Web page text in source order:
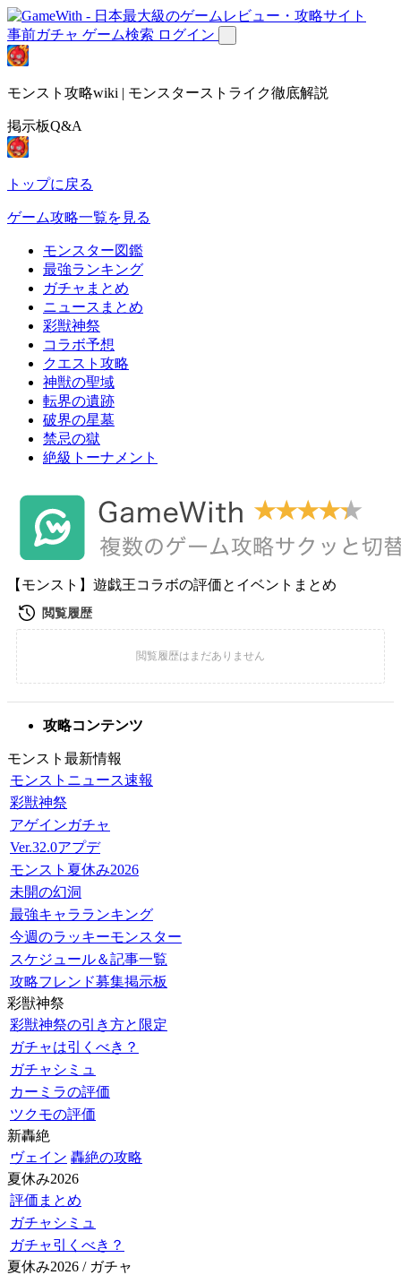
事前ガチャ ゲーム検索 ログイン
モンスト攻略wiki | モンスターストライク徹底解説
掲示板Q&A
トップに戻る
ゲーム攻略一覧を見る
モンスター図鑑
最強ランキング
ガチャまとめ
ニュースまとめ
彩獣神祭
コラボ予想
クエスト攻略
神獣の聖域
転界の遺跡
破界の星墓
禁忌の獄
絶級トーナメント
【モンスト】遊戯王コラボの評価とイベントまとめ
攻略コンテンツ
モンスト最新情報
モンストニュース速報
彩獣神祭
アゲインガチャ
Ver.32.0アプデ
モンスト夏休み2026
未開の幻洞
最強キャラランキング
今週のラッキーモンスター
スケジュール＆記事一覧
攻略フレンド募集掲示板
彩獣神祭
彩獣神祭の引き方と限定
ガチャは引くべき？
ガチャシミュ
カーミラの評価
ツクモの評価
新轟絶
ヴェイン 轟絶の攻略
夏休み2026
評価まとめ
ガチャシミュ
ガチャ引くべき？
夏休み2026 / ガチャ